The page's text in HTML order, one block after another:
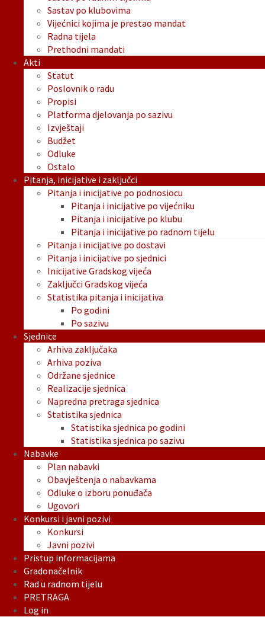
Sastav po klubovima
Vijećnici kojima je prestao mandat
Radna tijela
Prethodni mandati
Akti
Statut
Poslovnik o radu
Propisi
Platforma djelovanja po sazivu
Izvještaji
Budžet
Odluke
Ostalo
Pitanja, inicijative i zaključci
Pitanja i inicijative po podnosiocu
Pitanja i inicijative po vijećniku
Pitanja i inicijative po klubu
Pitanja i inicijative po radnom tijelu
Pitanja i inicijative po dostavi
Pitanja i inicijative po sjednici
Inicijative Gradskog vijeća
Zaključci Gradskog vijeća
Statistika pitanja i inicijativa
Po godini
Po sazivu
Sjednice
Arhiva zaključaka
Arhiva poziva
Održane sjednice
Realizacije sjednica
Napredna pretraga sjednica
Statistika sjednica
Statistika sjednica po godini
Statistika sjednica po sazivu
Nabavke
Plan nabavki
Obavještenja o nabavkama
Odluke o izboru ponuđača
Ugovori
Konkursi i javni pozivi
Konkursi
Javni pozivi
Pristup informacijama
Gradonačelnik
Rad u radnom tijelu
PRETRAGA
Log in